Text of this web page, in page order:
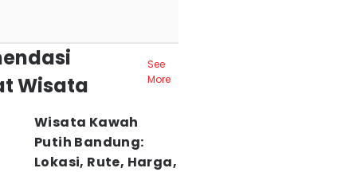
Wisata
See
More
Wisata Kawah
Putih Bandung:
Lokasi, Rute, Harga,